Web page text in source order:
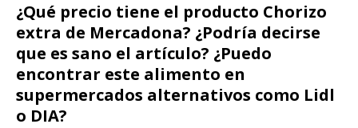
¿Qué precio tiene el producto Chorizo
extra de Mercadona? ¿Podría decirse
que es sano el artículo? ¿Puedo
encontrar este alimento en
supermercados alternativos como Lidl
o DIA?